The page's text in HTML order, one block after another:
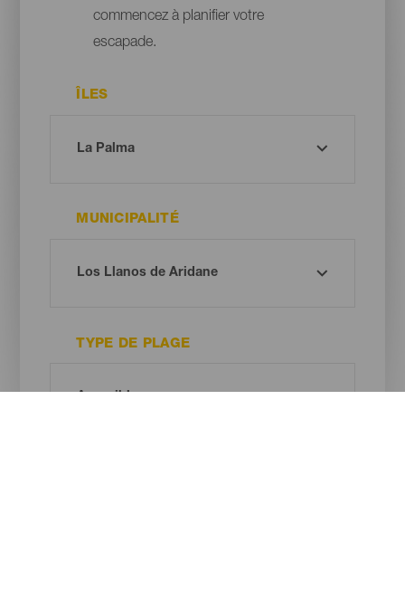
commencez à planifier votre
escapade.
ÎLES
MUNICIPALITÉ
TYPE DE PLAGE